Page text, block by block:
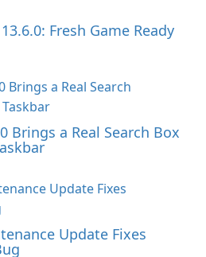
Fresh Game Ready
Brings a Real Search Box
Update Fixes